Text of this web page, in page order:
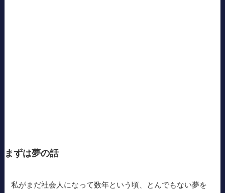
まずは夢の話
私がまだ社会人になって数年という頃、とんでもない夢を